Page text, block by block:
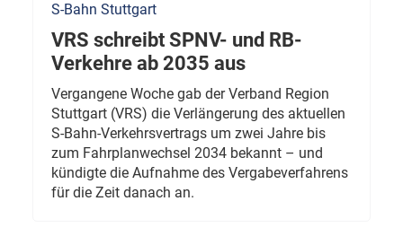
S-Bahn Stuttgart
VRS schreibt SPNV- und RB-
Verkehre ab 2035 aus
Vergangene Woche gab der Verband Region
Stuttgart (VRS) die Verlängerung des aktuellen
S-Bahn-Verkehrsvertrags um zwei Jahre bis
zum Fahrplanwechsel 2034 bekannt – und
kündigte die Aufnahme des Vergabeverfahrens
für die Zeit danach an.